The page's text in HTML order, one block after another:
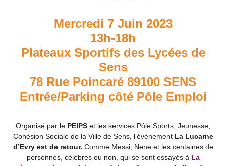
Mercredi 7 Juin 2023
13h-18h
Plateaux Sportifs des Lycées de
Sens
78 Rue Poincaré 89100 SENS
Entrée/Parking côté Pôle Emploi
Organisé par le PEIPS et les services Pôle Sports, Jeunesse,
Cohésion Sociale de la Ville de Sens, l’événement La Lucarne
d’Evry est de retour. Comme Messi, Nene et les centaines de
personnes, célèbres ou non, qui se sont essayés à La